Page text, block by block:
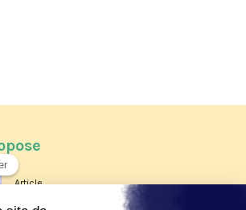
Article
Les reportages d'été 2026 de KTO